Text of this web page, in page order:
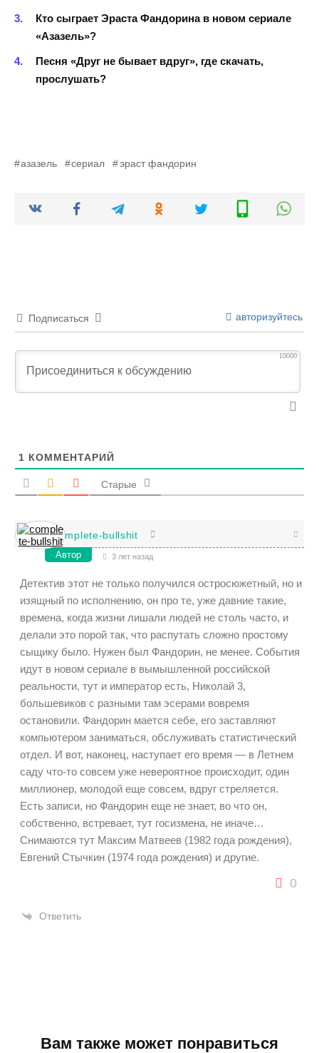
Кто сыграет Эраста Фандорина в новом сериале
«Азазель»?
Песня «Друг не бывает вдруг», где скачать,
прослушать?
азазель сериал эраст фандорин
Подписаться авторизуйтесь
10000
1 КОММЕНТАРИЙ
Старые
complete-bullshit
Автор 3 лет назад
Детектив этот не только получился остросюжетный, но и
изящный по исполнению, он про те, уже давние такие,
времена, когда жизни лишали людей не столь часто, и
делали это порой так, что распутать сложно простому
сыщику было. Нужен был Фандорин, не менее. События
идут в новом сериале в вымышленной российской
реальности, тут и император есть, Николай 3,
большевиков с разными там эсерами вовремя
остановили. Фандорин мается себе, его заставляют
компьютером заниматься, обслуживать статистический
отдел. И вот, наконец, наступает его время — в Летнем
саду что-то совсем уже невероятное происходит, один
миллионер, молодой еще совсем, вдруг стреляется.
Есть записи, но Фандорин еще не знает, во что он,
собственно, встревает, тут госизмена, не иначе…
Снимаются тут Максим Матвеев (1982 года рождения),
Евгений Стычкин (1974 года рождения) и другие.
0
Ответить
Вам также может понравиться